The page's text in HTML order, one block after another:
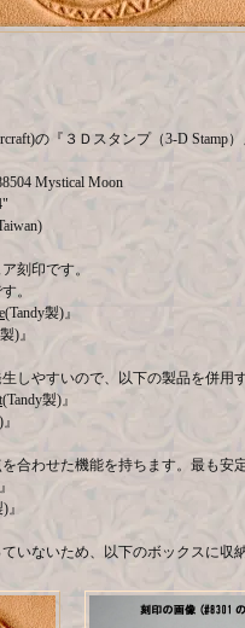
の『３Ｄスタンプ（3-D Stamp）
Mystical Moon
刻印です。
。
(Tandy製)』
)』
しやすいので、以下の製品を併用
(Tandy製)』
合わせた機能を持ちます。最も安
』
いないため、以下のボックスに収